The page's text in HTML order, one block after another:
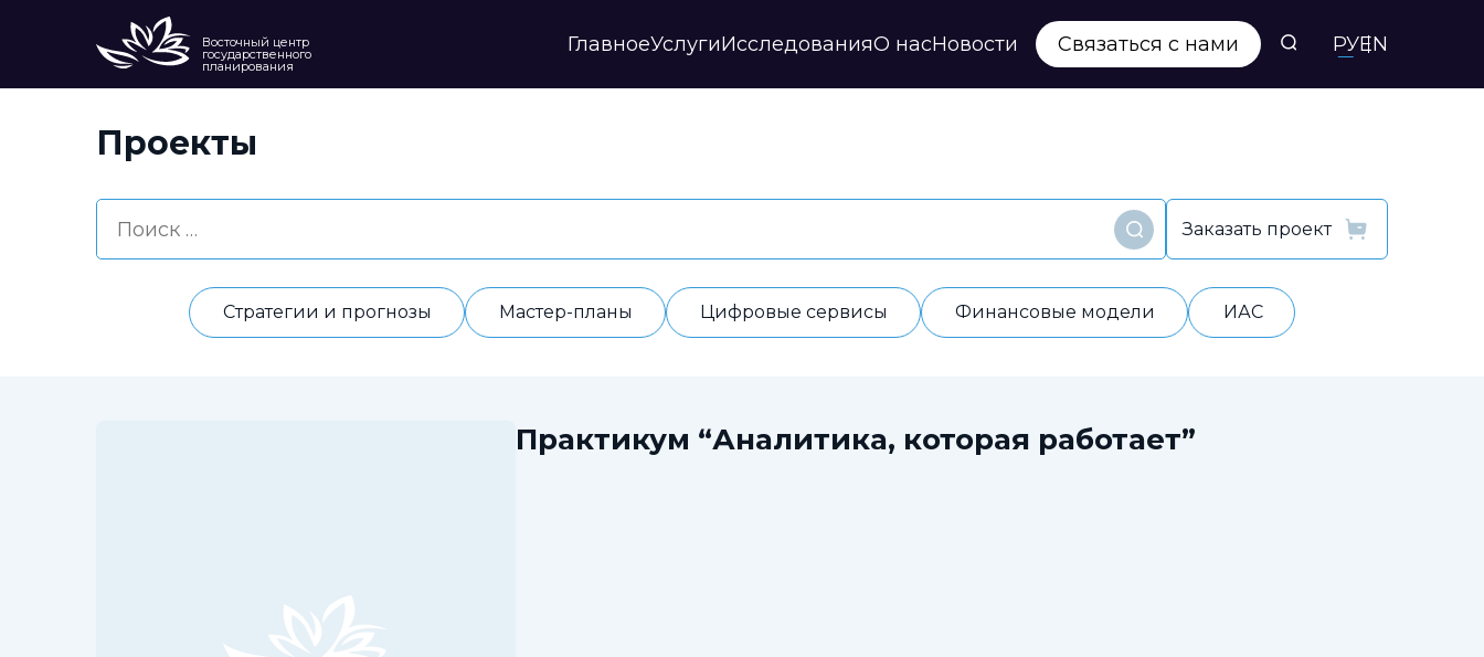
Восточный центр
государственного
планирования
ГлавноеУслуги
Финансовые модели
Исследования
Профили регионов
О нас
Документы
Новости Связаться с нами РУEN
Проекты
НайтиЗаказать проект
Стратегии и прогнозы Мастер-планы Цифровые сервисы Финансовые модели ИАС
Практикум “Аналитика, которая работает”